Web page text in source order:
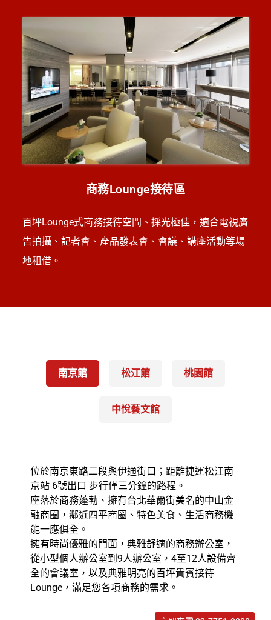
商務Lounge接待區
百坪Lounge式商務接待空間、採光極佳，適合電視廣
告拍攝、記者會、產品發表會、會議、講座活動等場
地租借。
南京館 松江館 桃園館
中悅藝文館
位於南京東路二段與伊通街口；距離捷運松江南
京站 6號出口 步行僅三分鐘的路程。
座落於商務蓬勃、擁有台北華爾街美名的中山金
融商圈，鄰近四平商圈、特色美食、生活商務機
能一應俱全。
擁有時尚優雅的門面，典雅舒適的商務辦公室，
從小型個人辦公室到9人辦公室，4至12人設備齊
全的會議室，以及典雅明亮的百坪貴賓接待
Lounge，滿足您各項商務的需求。